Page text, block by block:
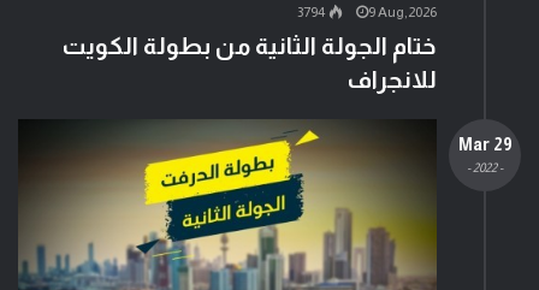
9 Aug,2026
3794
ختام الجولة الثانية من بطولة الكويت
للانجراف
29 Mar
- 2022 -